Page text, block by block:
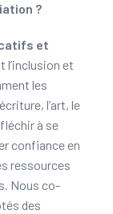
?
et
l’inclusion et
les
l’art, le
à se
confiance en
ressources
Nous co-
des